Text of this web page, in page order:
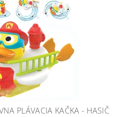
PLÁVACIA KAČKA - HASIČ